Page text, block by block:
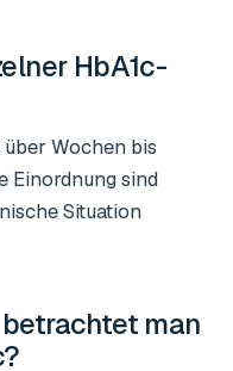
HbA1c-
Wochen bis
Einordnung sind
Situation
man